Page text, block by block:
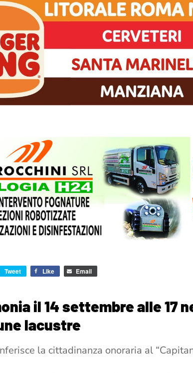
Tweet Like Email
il 14 settembre alle 17
lacustre
la cittadinanza onoraria al